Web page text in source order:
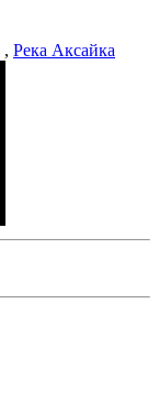
, Река Аксайка